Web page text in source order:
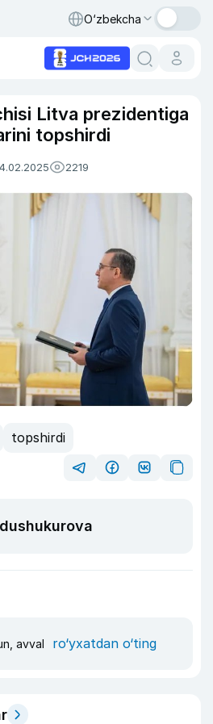
O‘zbekcha
Litva prezidentiga
topshirdi
2219
topshirdi
avval ro‘yxatdan o‘ting